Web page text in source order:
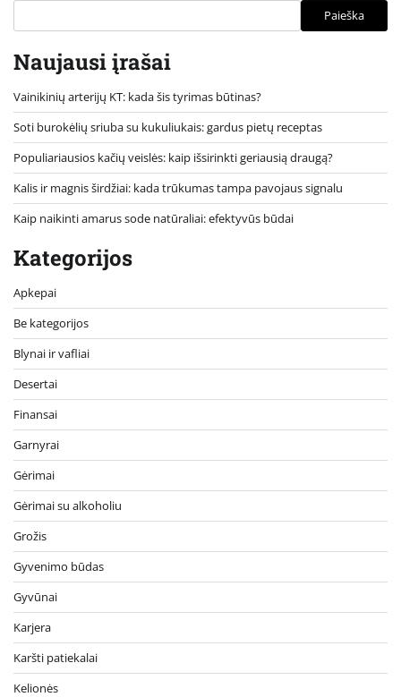
Paieška
Naujausi įrašai
Vainikinių arterijų KT: kada šis tyrimas būtinas?
Soti burokėlių sriuba su kukuliukais: gardus pietų receptas
Populiariausios kačių veislės: kaip išsirinkti geriausią draugą?
Kalis ir magnis širdžiai: kada trūkumas tampa pavojaus signalu
Kaip naikinti amarus sode natūraliai: efektyvūs būdai
Kategorijos
Apkepai
Be kategorijos
Blynai ir vafliai
Desertai
Finansai
Garnyrai
Gėrimai
Gėrimai su alkoholiu
Grožis
Gyvenimo būdas
Gyvūnai
Karjera
Karšti patiekalai
Kelionės